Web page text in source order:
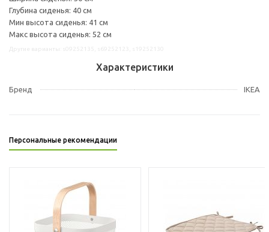
Глубина сиденья: 40 см
Мин высота сиденья: 41 см
Макс высота сиденья: 52 см
Характеристики
Бренд IKEA
Персональные рекомендации